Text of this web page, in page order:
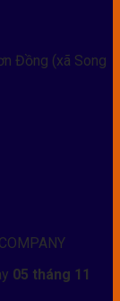
Đồng (xã Song
05 tháng 11